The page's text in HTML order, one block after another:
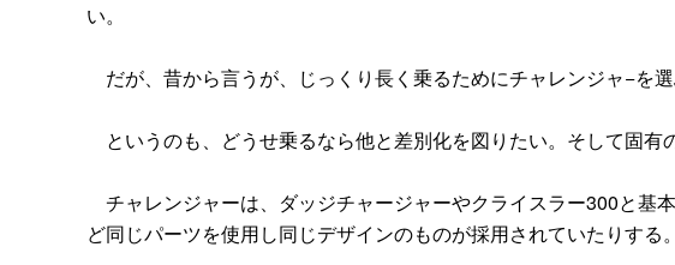
い。
だが、昔から言うが、じっくり長く乗るためにチャレンジャ−を
というのも、どうせ乗るなら他と差別化を図りたい。そして固有
チャレンジャーは、ダッジチャージャーやクライスラー300と基
ど同じパーツを使用し同じデザインのものが採用されていたりする。